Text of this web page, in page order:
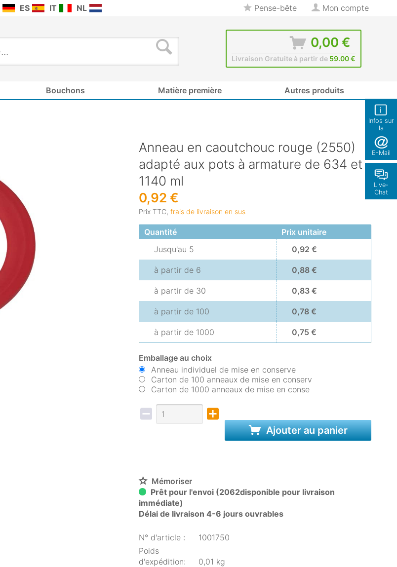
Infos sur
la
boutique
E-Mail
Live-
Chat
ES IT NL Pense-bête Mon compte
0,00 €
Livraison Gratuite à partir de 59.00 €
Bouchons Matière première Autres produits
Anneau en caoutchouc rouge (2550)
adapté aux pots à armature de 634 et
1140 ml
0,92 €
Prix TTC, frais de livraison en sus
Quantité
Prix unitaire
Jusqu'au 5 0,92 €
à partir de 6 0,88 €
à partir de 30 0,83 €
à partir de 100 0,78 €
à partir de 1000 0,75 €
Emballage au choix
Anneau individuel de mise en conserve
Carton de 100 anneaux de mise en conserv
Carton de 1000 anneaux de mise en conse
Ajouter au panier
Mémoriser
Prêt pour l'envoi (2062disponible pour livraison
immédiate)
Délai de livraison 4-6 jours ouvrables
N° d'article :
1001750
Poids
d'expédition:
0,01 kg